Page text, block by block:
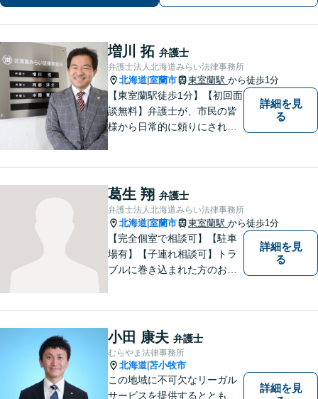
しっかり把握することを心がけていま
す。
増川 拓 弁護士
弁護士法人北海道みらい法律事務所
北海道 室蘭市 東室蘭駅 から徒歩1分
【東室蘭駅徒歩1分】【初回面
談無料】弁護士が、市民の皆
様から日常的に頼りにされる
い未来へと導きます。お気軽
にご相談ください。【駐車場
あり】
詳細を見
る
葛生 翔 弁護士
弁護士法人北海道みらい法律事務所
北海道 室蘭市 東室蘭駅 から徒歩1分
【完全個室で相談可】【駐車
場有】【子連れ相談可】トラ
ブルに巻き込まれた方のお力
になれればと思っております
ので、どうぞお気軽にご相談
ください。
詳細を見
る
小田 康夫 弁護士
むらやま法律事務所
北海道 苫小牧市
この地域に不可欠なリーガル
サービスを提供するととも
詳細を見